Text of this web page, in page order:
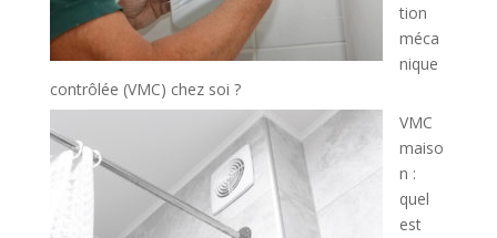
tion
méca
nique
contrôlée (VMC) chez soi ?
VMC
maiso
n :
quel
est